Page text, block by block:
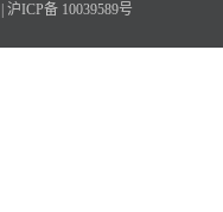
沪ICP备 10039589号